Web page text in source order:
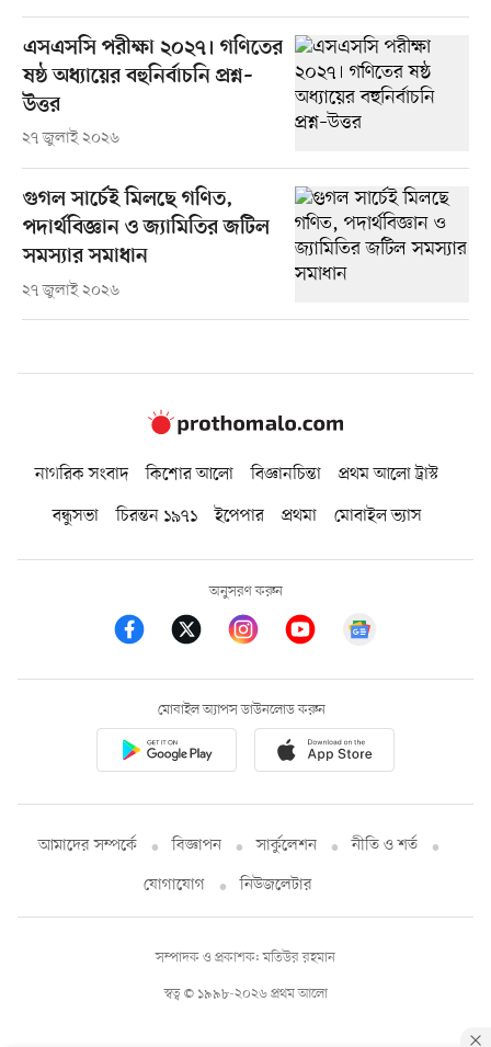
এসএসসি পরীক্ষা ২০২৭। গণিতের
ষষ্ঠ অধ্যায়ের বহুনির্বাচনি প্রশ্ন–
উত্তর
২৭ জুলাই ২০২৬
গুগল সার্চেই মিলছে গণিত,
পদার্থবিজ্ঞান ও জ্যামিতির জটিল
সমস্যার সমাধান
২৭ জুলাই ২০২৬
নাগরিক সংবাদ কিশোর আলো বিজ্ঞানচিন্তা
প্রথম আলো ট্রাস্ট
বন্ধুসভা
চিরন্তন ১৯৭১ ইপেপার প্রথমা মোবাইল ভ্যাস
অনুসরণ করুন
মোবাইল অ্যাপস ডাউনলোড করুন
আমাদের সম্পর্কে বিজ্ঞাপন সার্কুলেশন
নীতি ও শর্ত
যোগাযোগ
নিউজলেটার
স্বত্ব © ১৯৯৮-২০২৬ প্রথম আলো
সম্পাদক ও প্রকাশক: মতিউর রহমান